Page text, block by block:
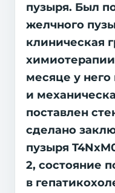
пузыря. Был
желчного
клиническая
месяце у
и
поставлен
сделано
пузыря
2, состояние
в